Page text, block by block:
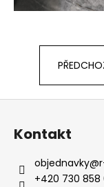
Z
Kontakt
objednavky@
+420 730 858